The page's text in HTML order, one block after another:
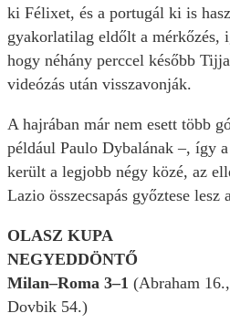
ki Félixet, és a portugál ki is
gyakorlatilag eldőlt a mérkőzés,
hogy néhány perccel később
videózás után visszavonják.
A hajrában már nem esett több
például Paulo Dybalának –, így a
került a legjobb négy közé, az
Lazio összecsapás győztese lesz
OLASZ KUPA
NEGYEDDÖNTŐ
Milan–Roma 3–1 (Abraham
Dovbik 54.)